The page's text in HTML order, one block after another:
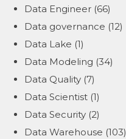
Data Engineer (66)
Data governance (12)
Data Lake (1)
Data Modeling (34)
Data Quality (7)
Data Scientist (1)
Data Security (2)
Data Warehouse (103)